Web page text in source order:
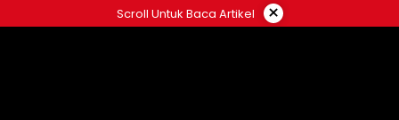
ke
Scroll Untuk Baca Artikel ×